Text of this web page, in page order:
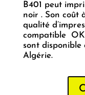
B401 peut
noir . Son coût
qualité
compatible
sont
Algérie.